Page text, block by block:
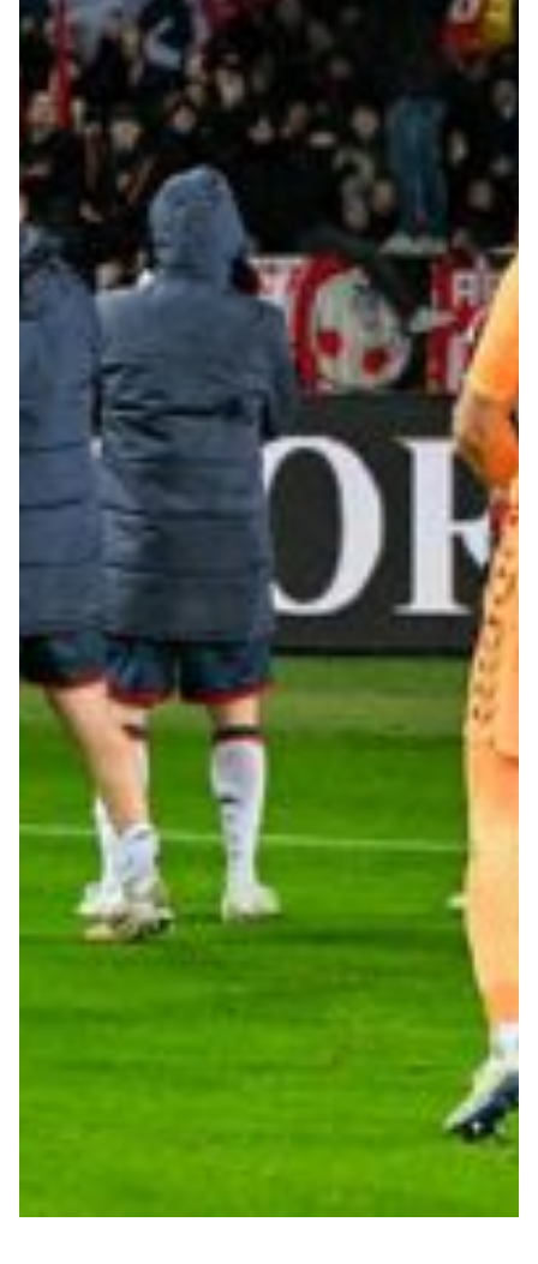
Robe di Kappa x Genoa
Vintage Collection
Red&Blue Voices
Kids
Accessori
Party
Caffè Boasi x Genoa
Isolani x Genoa
Gift Card Online Store
Fortissimo batte il mio cuor